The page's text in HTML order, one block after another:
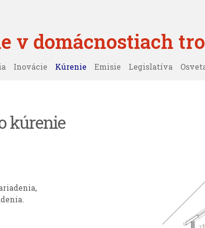
v domácnostiach
Inovácie Kúrenie Emisie Legislatíva
kúrenie